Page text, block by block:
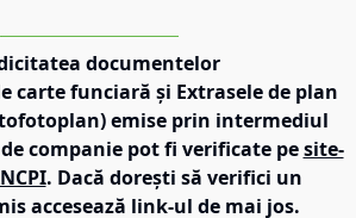
documentelor
carte funciară și Extrasele de plan
emise prin intermediul
companie pot fi verificate pe site-
. Dacă dorești să verifici un
accesează link-ul de mai jos.